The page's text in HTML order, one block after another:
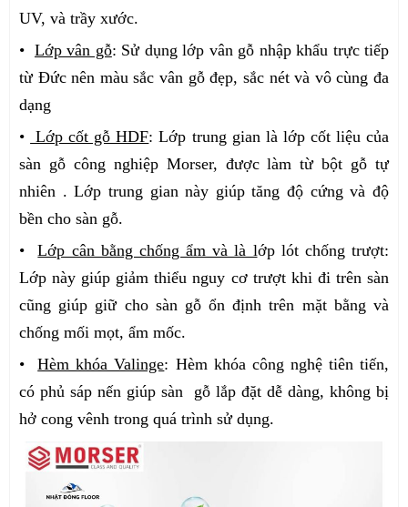
UV, và trầy xước.
• Lớp vân gỗ: Sử dụng lớp vân gỗ nhập khẩu trực tiếp
từ Đức nên màu sắc vân gỗ đẹp, sắc nét và vô cùng đa
dạng
• Lớp cốt gỗ HDF: Lớp trung gian là lớp cốt liệu của
sàn gỗ công nghiệp Morser, được làm từ bột gỗ tự
nhiên . Lớp trung gian này giúp tăng độ cứng và độ
bền cho sàn gỗ.
•Lớp cân bằng chống ẩm và là lớp lót chống trượt:
Lớp này giúp giảm thiểu nguy cơ trượt khi đi trên sàn
cũng giúp giữ cho sàn gỗ ổn định trên mặt bằng và
chống mối mọt, ẩm mốc.
•Hèm khóa Valinge: Hèm khóa công nghệ tiên tiến,
có phủ sáp nến giúp sàn gỗ lắp đặt dễ dàng, không bị
hở cong vênh trong quá trình sử dụng.